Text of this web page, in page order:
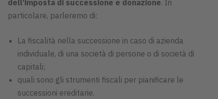
dell’imposta di successione e donazione. In
particolare, parleremo di:
La fiscalità nella successione in caso di azienda
individuale, di una società di persone o di società di
capitali;
quali sono gli strumenti fiscali per pianificare le
successioni ereditarie.